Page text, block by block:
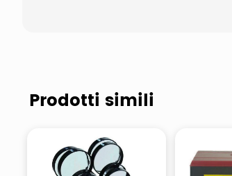
Prodotti simili